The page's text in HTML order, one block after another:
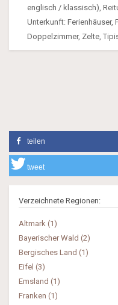
englisch / klassisch),
Unterkunft: Ferienhäuser,
Doppelzimmer, Zelte,
teilen
tweet
Verzeichnete Regionen:
Altmark (1)
Bayerischer Wald (2)
Bergisches Land (1)
Eifel (3)
Emsland (1)
Franken (1)